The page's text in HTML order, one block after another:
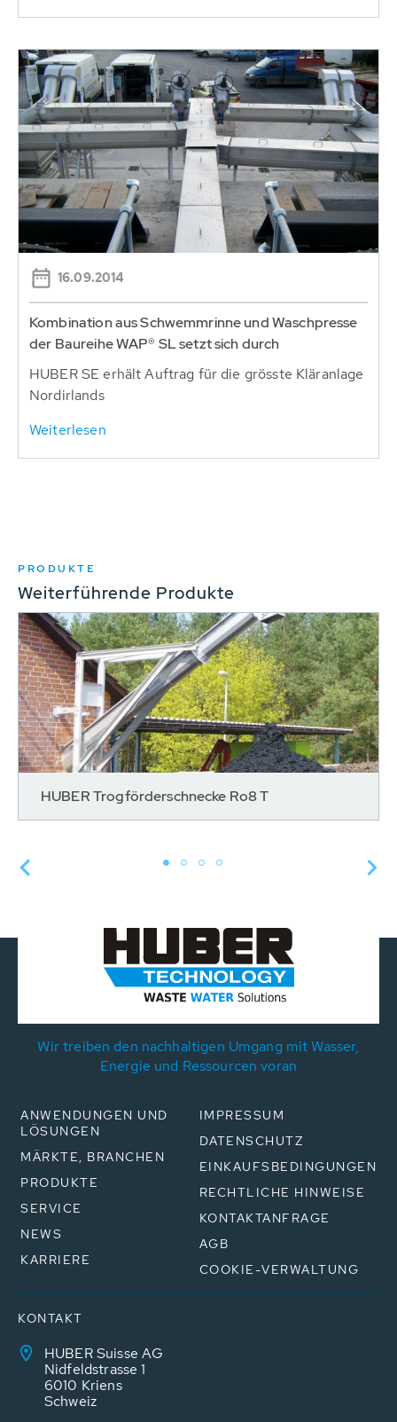
16.09.2014
Kombination aus Schwemmrinne und Waschpresse
der Baureihe WAP® SL setzt sich durch
HUBER SE erhält Auftrag für die grösste Kläranlage
Nordirlands
Weiterlesen
PRODUKTE
Weiterführende Produkte
HUBER Trogförderschnecke Ro8 T
Wir treiben den nachhaltigen Umgang mit Wasser,
Energie und Ressourcen voran
ANWENDUNGEN UND
LÖSUNGEN
MÄRKTE, BRANCHEN
PRODUKTE
SERVICE
NEWS
KARRIERE
IMPRESSUM
DATENSCHUTZ
EINKAUFSBEDINGUNGEN
RECHTLICHE HINWEISE
KONTAKTANFRAGE
AGB
COOKIE-VERWALTUNG
KONTAKT
HUBER Suisse AG
Nidfeldstrasse 1
6010 Kriens
Schweiz